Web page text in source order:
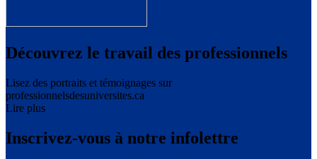
Découvrez le travail des professionnels
Lisez des portraits et témoignages sur
professionnelsdesuniversites.ca
Lire plus
Inscrivez-vous à notre infolettre